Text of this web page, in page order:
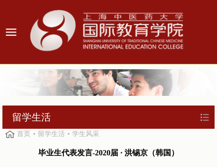
留学生活
首页 留学生活 学生风采
毕业生代表发言-2020届 · 洪锡京（韩国）